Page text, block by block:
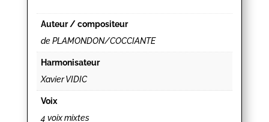
Auteur / compositeur
de PLAMONDON/COCCIANTE
Harmonisateur
Xavier VIDIC
Voix
4 voix mixtes